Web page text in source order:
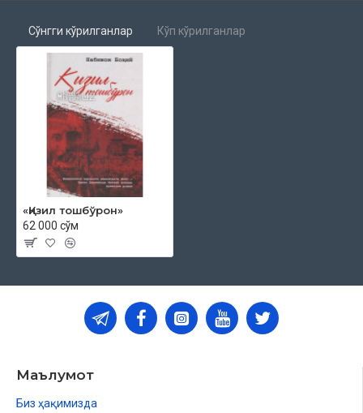
Сўнгги кўрилганлар Кўп кўрилганлар
«Қизил тошбўрон»
62 000 сўм
Маълумот
Биз ҳақимизда